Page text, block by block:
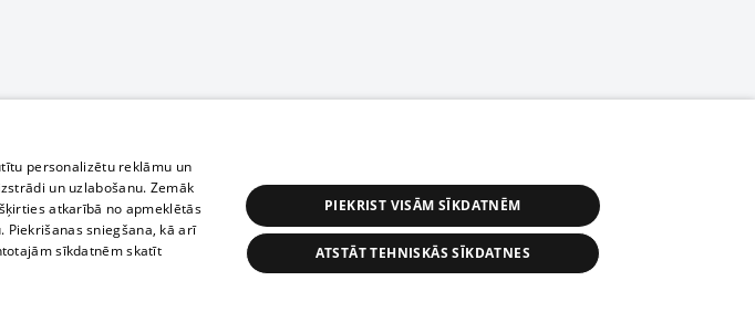
personalizētu reklāmu un
un uzlabošanu. Zemāk
atkarībā no apmeklētās
sniegšana, kā arī
sīkdatnēm skatīt
PIEKRIST VISĀM SĪKDATNĒM
ATSTĀT TEHNISKĀS SĪKDATNES